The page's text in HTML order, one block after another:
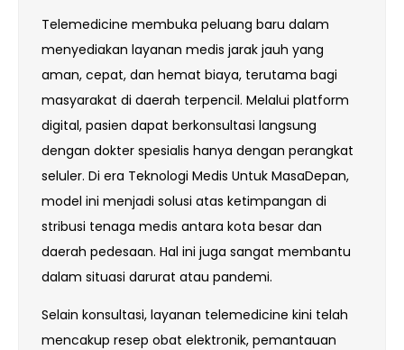
Telemedicine membuka peluang baru dalam
menyediakan layanan medis jarak jauh yang
aman, cepat, dan hemat biaya, terutama bagi
masyarakat di daerah terpencil. Melalui platform
digital, pasien dapat berkonsultasi langsung
dengan dokter spesialis hanya dengan perangkat
seluler. Di era Teknologi Medis Untuk MasaDepan,
model ini menjadi solusi atas ketimpangan di
stribusi tenaga medis antara kota besar dan
daerah pedesaan. Hal ini juga sangat membantu
dalam situasi darurat atau pandemi.
Selain konsultasi, layanan telemedicine kini telah
mencakup resep obat elektronik, pemantauan